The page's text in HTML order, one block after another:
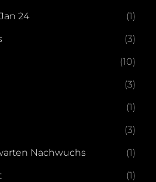
24 (1)
(3)
(10)
(3)
(1)
(3)
Nachwuchs (1)
(1)